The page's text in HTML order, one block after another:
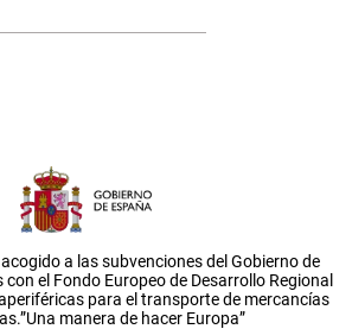
a las subvenciones del Gobierno de
el Fondo Europeo de Desarrollo Regional
para el transporte de mercancías
manera de hacer Europa”